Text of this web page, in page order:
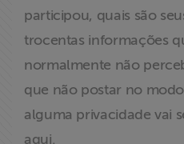
participou, quais são
trocentas informações
normalmente não
que não postar no
alguma privacidade vai
aqui.